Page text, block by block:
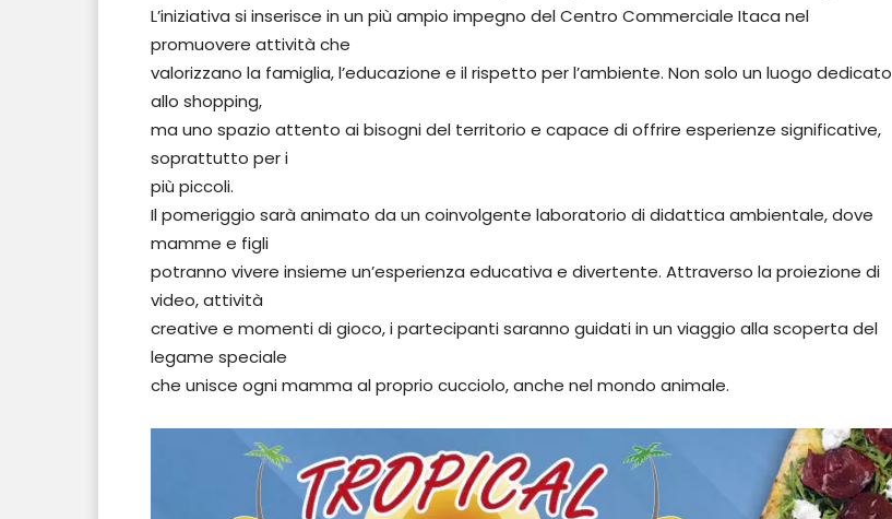
L’iniziativa si inserisce in un più ampio impegno del Centro Commerciale Itaca nel
promuovere attività che
valorizzano la famiglia, l’educazione e il rispetto per l’ambiente. Non solo un luogo dedicato
allo shopping,
ma uno spazio attento ai bisogni del territorio e capace di offrire esperienze significative,
soprattutto per i
più piccoli.
Il pomeriggio sarà animato da un coinvolgente laboratorio di didattica ambientale, dove
mamme e figli
potranno vivere insieme un’esperienza educativa e divertente. Attraverso la proiezione di
video, attività
creative e momenti di gioco, i partecipanti saranno guidati in un viaggio alla scoperta del
legame speciale
che unisce ogni mamma al proprio cucciolo, anche nel mondo animale.